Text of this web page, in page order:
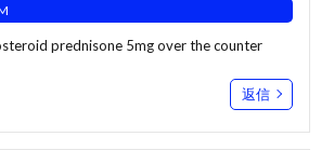
prednisone 5mg over the counter
返信